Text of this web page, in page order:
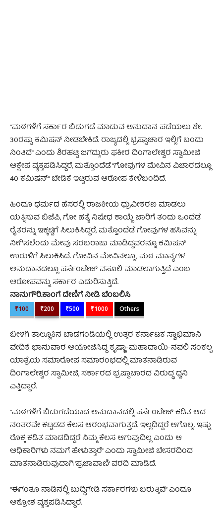
“ಮಠಗಳಿಗೆ ಸರ್ಕಾರ ಬಿಡುಗಡೆ ಮಾಡುವ ಅನುದಾನ ಪಡೆಯಲು ಶೇ.
30ರಷ್ಟು ಕಮಿಷನ್ ನೀಡಬೇಕಿದೆ. ರಾಜ್ಯದಲ್ಲಿ ಭ್ರಷ್ಟಾಚಾರ ಇಲ್ಲಿಗೆ ಬಂದು
ನಿಂತಿದೆ” ಎಂದು ಶಿರಹಟ್ಟಿ ಜಗದ್ಗುರು ಫಕೀರ ದಿಂಗಾಲೇಶ್ವರ ಸ್ವಾಮೀಜಿ
ಆಕ್ಷೇಪ ವ್ಯಕ್ತಪಡಿಸಿದ್ದರೆ, ಮತ್ತೊಂದೆಡೆ “ಗೋವುಗಳ ಮೇವಿನ ವಿಚಾರದಲ್ಲೂ
40 ಕಮಿಷನ್‌” ಬೇಡಿಕೆ ಇಟ್ಟಿರುವ ಆರೋಪ ಕೇಳಿಬಂದಿದೆ.
ಹಿಂದೂ ಧರ್ಮದ ಹೆಸರಲ್ಲಿ ರಾಜಕೀಯ ಧ್ರುವೀಕರಣ ಮಾಡಲು
ಯತ್ನಿಸುವ ಬಿಜೆಪಿ, ಗೋ ಹತ್ಯೆ ನಿಷೇಧ ಕಾಯ್ದೆ ಜಾರಿಗೆ ತಂದು ಒಂದೆಡೆ
ರೈತರನ್ನು ಇಕ್ಕಟ್ಟಿಗೆ ಸಿಲುಕಿಸಿದ್ದರೆ, ಮತ್ತೊಂದೆಡೆ ಗೋವುಗಳ ಹಸಿವನ್ನು
ನೀಗಿಸಲೆಂದು ಮೇವು ಸರಬರಾಜು ಮಾಡಿದ್ದವರನ್ನೂ ಕಮಿಷನ್‌
ಉರುಳಿಗೆ ಸಿಲುಕಿಸಿದೆ. ಗೋವಿನ ಮೇವಿನಲ್ಲೂ, ಮಠ ಮಾನ್ಯಗಳ
ಅನುದಾನದಲ್ಲೂ ಪರ್ಸೆಂಟೇಜ್‌ ವಸೂಲಿ ಮಾಡಲಾಗುತ್ತಿದೆ ಎಂಬ
ಆರೋಪವನ್ನು ಸರ್ಕಾರ ಎದುರಿಸುತ್ತಿದೆ.
ನಾನುಗೌರಿ.ಕಾಂಗೆ ದೇಣಿಗೆ ನೀಡಿ ಬೆಂಬಲಿಸಿ
₹100 ₹200 ₹500 ₹1000 Others
ಬೀಳಗಿ ತಾಲ್ಲೂಕಿನ ಬಾಡಗಂಡಿಯಲ್ಲಿ ಉತ್ತರ ಕರ್ನಾಟಕ ಸ್ವಾಭಿಮಾನಿ
ವೇದಿಕೆ ಭಾನುವಾರ ಆಯೋಜಿಸಿದ್ದ ಕೃಷ್ಣಾ-ಮಹಾದಾಯಿ-ನವಲಿ ಸಂಕಲ್ಪ
ಯಾತ್ರೆಯ ಸಮಾರೋಪ ಸಮಾರಂಭದಲ್ಲಿ ಮಾತನಾಡಿರುವ
ದಿಂಗಾಲೇಶ್ವರ ಸ್ವಾಮೀಜಿ, ಸರ್ಕಾರದ ಭ್ರಷ್ಟಾಚಾರದ ವಿರುದ್ಧ ಧ್ವನಿ
ಎತ್ತಿದ್ದಾರೆ.
“ಮಠಗಳಿಗೆ ಬಿಡುಗಡೆಯಾದ ಅನುದಾನದಲ್ಲಿ ಪರ್ಸೆಂಟೇಜ್ ಕಡಿತ ಆದ
ನಂತರವೇ ಕಟ್ಟಡದ ಕೆಲಸ ಆರಂಭವಾಗುತ್ತದೆ. ಇಲ್ಲದಿದ್ದರೆ ಆಗೊಲ್ಲ. ಇಷ್ಟು
ರೊಕ್ಕ ಕಡಿತ ಮಾಡದಿದ್ದರೆ ನಿಮ್ಮ ಕೆಲಸ ಆಗುವುದಿಲ್ಲ ಎಂದು ಆ
ಅಧಿಕಾರಿಗಳು ನಮಗೆ ಹೇಳುತ್ತಾರೆ” ಎಂದು ಸ್ವಾಮೀಜಿ ಬೇಸರದಿಂದ
ಮಾತನಾಡಿರುವುದಾಗಿ ‘ಪ್ರಜಾವಾಣಿ’ ವರದಿ ಮಾಡಿದೆ.
‘‘ಈಗಂತೂ ನಾಡಿನಲ್ಲಿ ಬುದ್ಧಿಗೇಡಿ ಸರ್ಕಾರಗಳು ಬರುತ್ತಿವೆ” ಎಂದೂ
ಆಕ್ರೋಶ ವ್ಯಕ್ತಪಡಿಸಿದ್ದಾರೆ.